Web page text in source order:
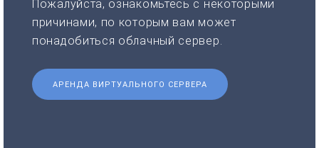
Пожалуйста, ознакомьтесь с некоторыми
причинами, по которым вам может
понадобиться облачный сервер.
АРЕНДА ВИРТУАЛЬНОГО СЕРВЕРА